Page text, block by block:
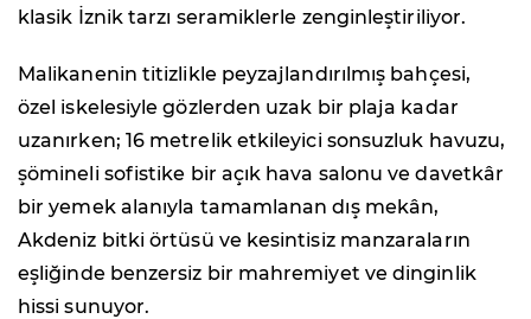
klasik İznik tarzı seramiklerle zenginleştiriliyor.
Malikanenin titizlikle peyzajlandırılmış bahçesi,
özel iskelesiyle gözlerden uzak bir plaja kadar
uzanırken; 16 metrelik etkileyici sonsuzluk havuzu,
şömineli sofistike bir açık hava salonu ve davetkâr
bir yemek alanıyla tamamlanan dış mekân,
Akdeniz bitki örtüsü ve kesintisiz manzaraların
eşliğinde benzersiz bir mahremiyet ve dinginlik
hissi sunuyor.